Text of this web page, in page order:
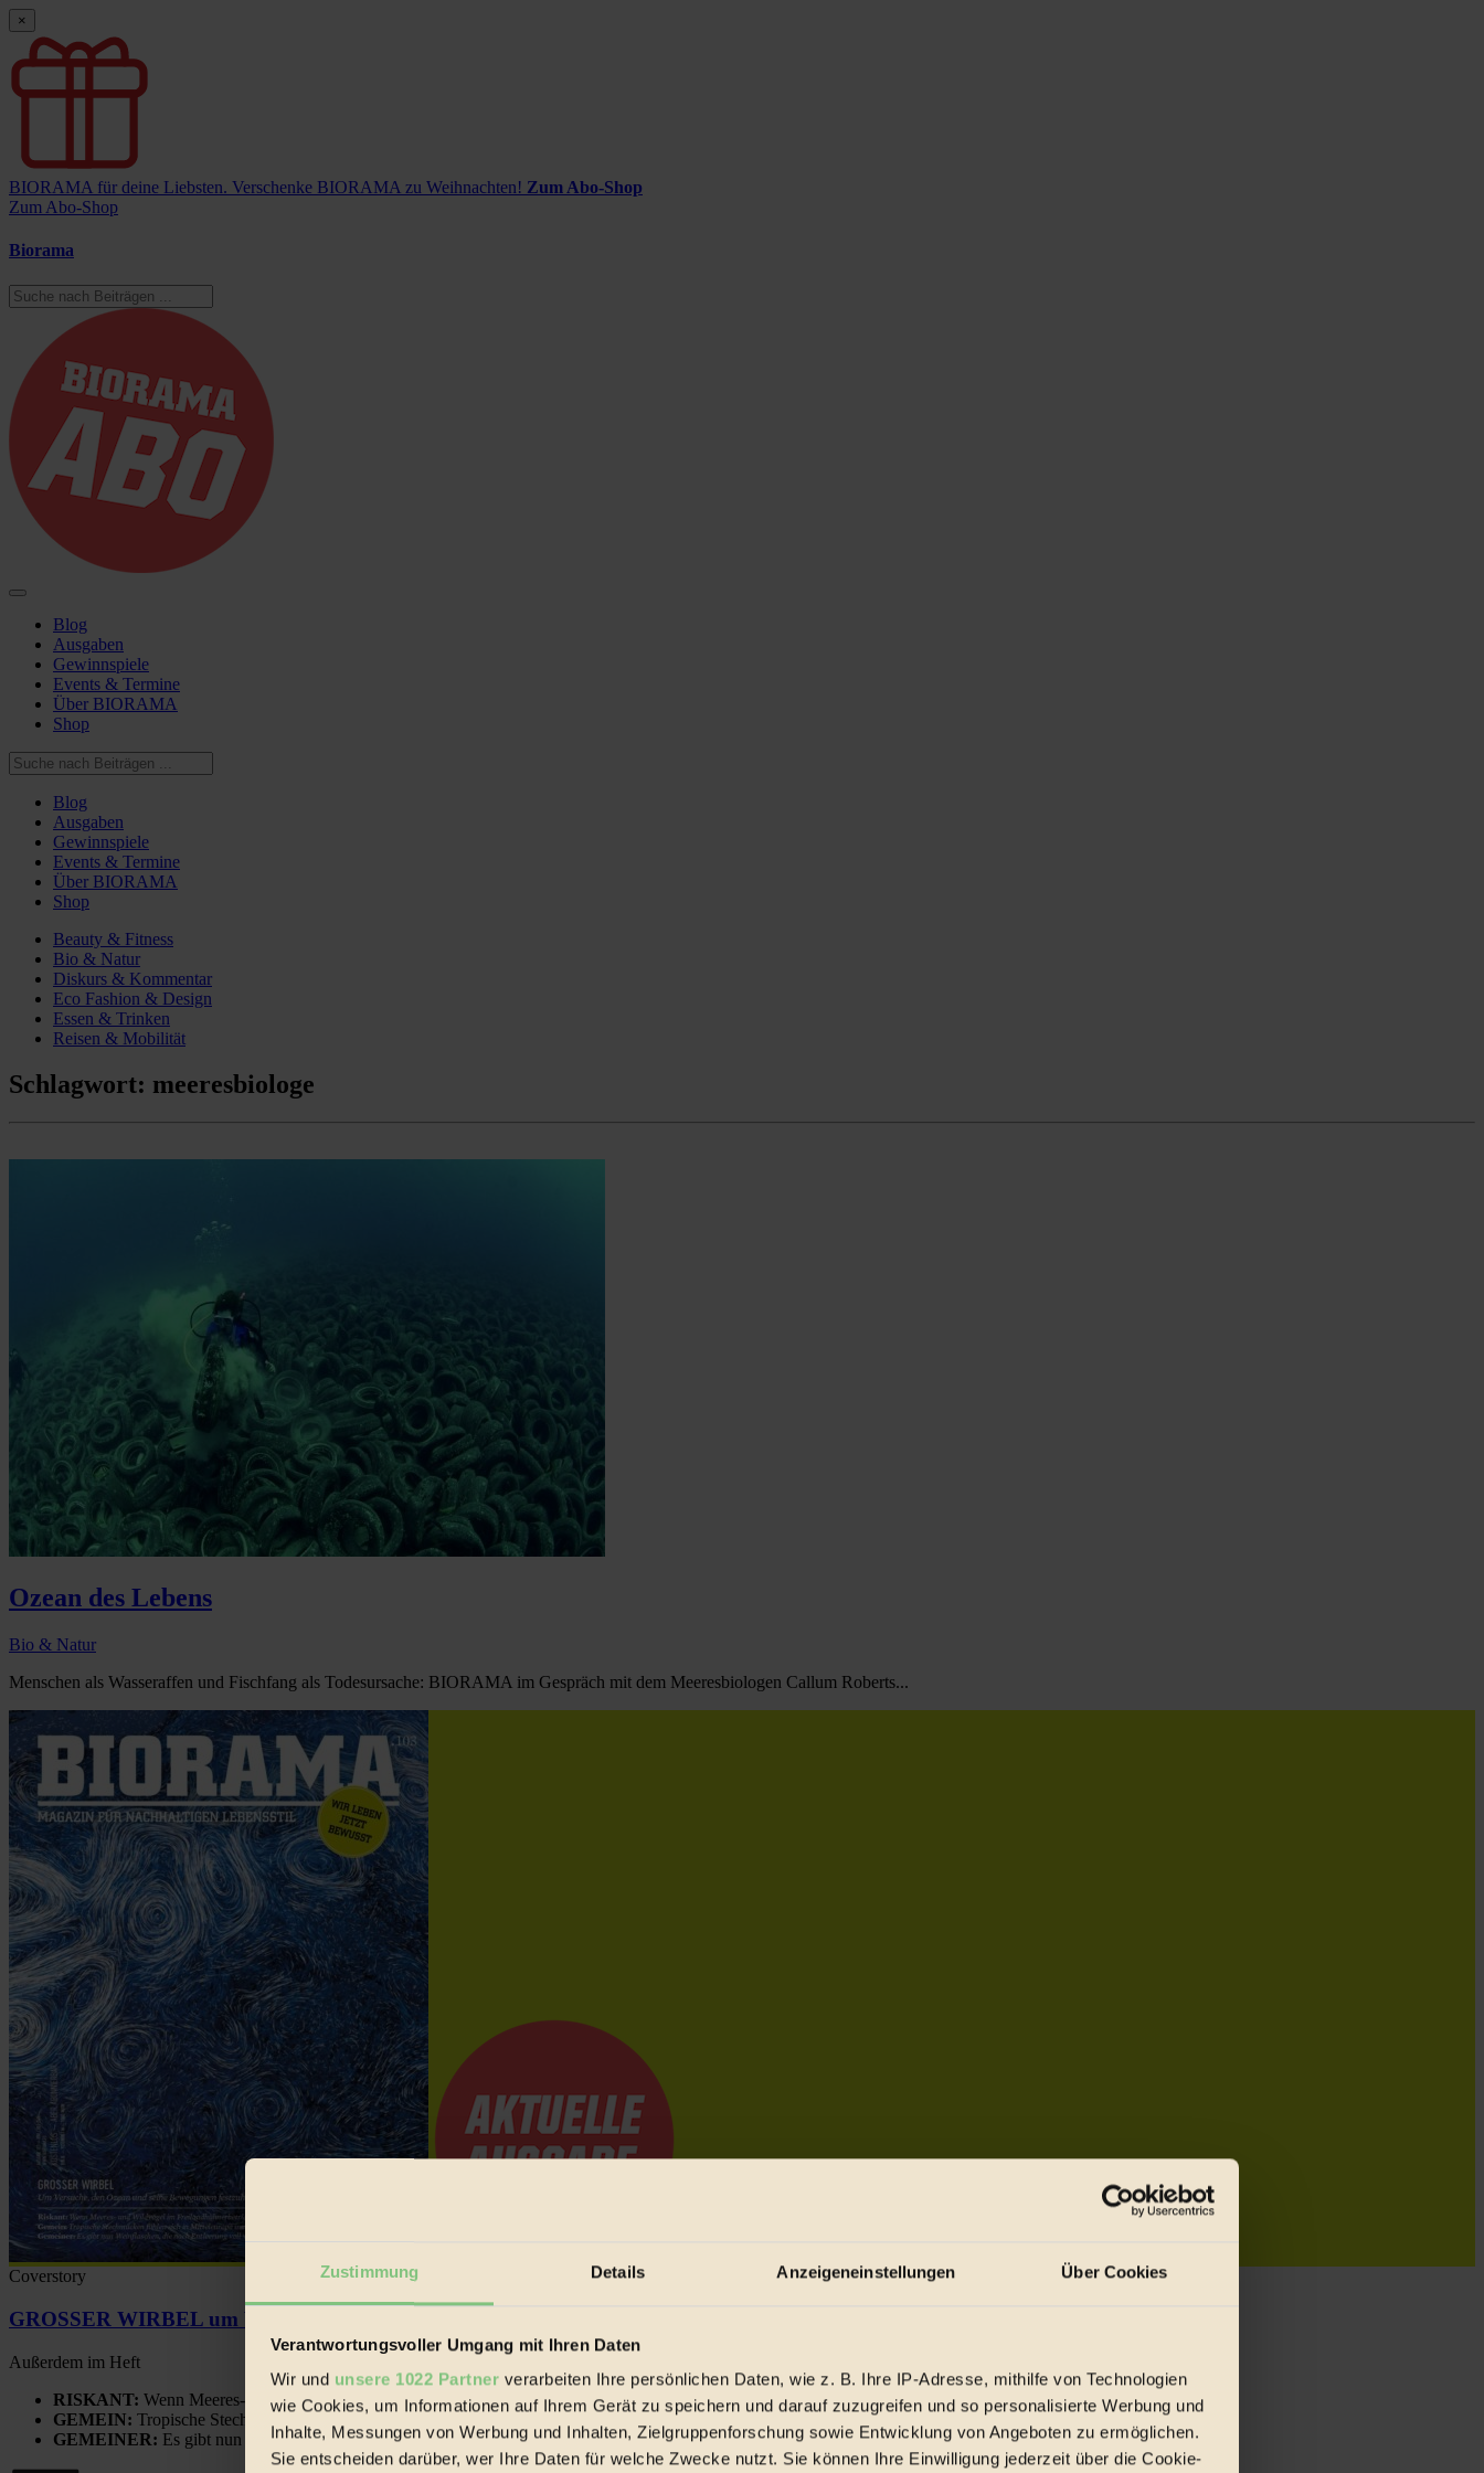
Zustimmung Details Anzeigeneinstellungen Über Cookies
Verantwortungsvoller Umgang mit Ihren Daten
Wir und unsere 1022 Partner verarbeiten Ihre persönlichen Daten, wie z. B. Ihre IP-Adresse, mithilfe von Technologien
wie Cookies, um Informationen auf Ihrem Gerät zu speichern und darauf zuzugreifen und so personalisierte Werbung und
Inhalte, Messungen von Werbung und Inhalten, Zielgruppenforschung sowie Entwicklung von Angeboten zu ermöglichen.
Sie entscheiden darüber, wer Ihre Daten für welche Zwecke nutzt. Sie können Ihre Einwilligung jederzeit über die Cookie-
×
BIORAMA für deine Liebsten. Verschenke BIORAMA zu Weihnachten! Zum Abo-Shop
Zum Abo-Shop
Biorama
Blog
Ausgaben
Gewinnspiele
Events & Termine
Über BIORAMA
Shop
Blog
Ausgaben
Gewinnspiele
Events & Termine
Über BIORAMA
Shop
Beauty & Fitness
Bio & Natur
Diskurs & Kommentar
Eco Fashion & Design
Essen & Trinken
Reisen & Mobilität
Schlagwort: meeresbiologe
Ozean des Lebens
Bio & Natur
Menschen als Wasseraffen und Fischfang als Todesursache: BIORAMA im Gespräch mit dem Meeresbiologen Callum Roberts...
Coverstory
GROSSER WIRBEL um Versuche, den Ozean und seine Bewegungen festzuhalten.
Außerdem im Heft
RISKANT: Wenn Meeres- und Wildvögel im Freilandhühnerbetrieb vorbeischauen.
GEMEIN: Tropische Stechmücken fühlen sich in Mitteleuropa inziwschen oft zu Hause.
GEMEINER: Es gibt nun Weinflaschen, die nach Entleerung voll wieder zu dir zurückkommen.